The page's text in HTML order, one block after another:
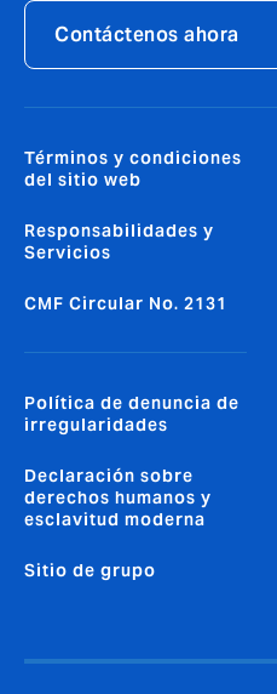
Contáctenos ahora
Términos y condiciones
del sitio web
Responsabilidades y
Servicios
CMF Circular No. 2131
Política de denuncia de
irregularidades
Declaración sobre
derechos humanos y
esclavitud moderna
Sitio de grupo